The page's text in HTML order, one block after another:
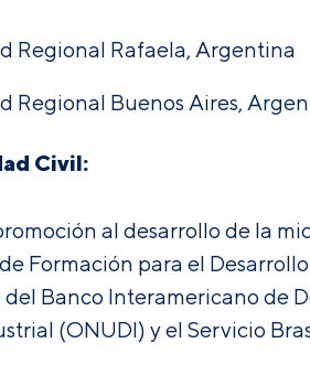
Regional Rafaela, Argentina
Regional Buenos Aires,
Civil:
al desarrollo de la
Formación para el
Banco Interamericano de
(ONUDI) y el Servicio